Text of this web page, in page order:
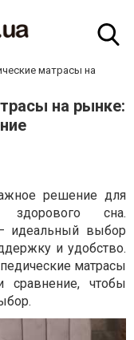
матрасы на
на рынке:
решение для
здорового сна.
идеальный выбор
и удобство.
матрасы
чтобы